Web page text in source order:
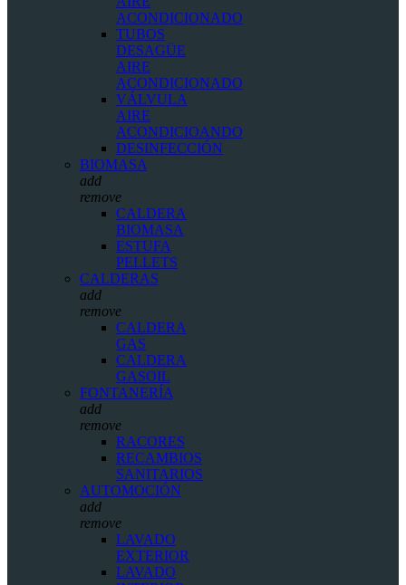
ACONDICIONADO
TUBOS
DESAGÜE
AIRE
ACONDICIONADO
VÁLVULA
AIRE
ACONDICIOANDO
DESINFECCIÓN
BIOMASA
add
remove
CALDERA
BIOMASA
ESTUFA
PELLETS
CALDERAS
add
remove
CALDERA
GAS
CALDERA
GASOIL
FONTANERÍA
add
remove
RACORES
RECAMBIOS
SANITARIOS
AUTOMOCIÓN
add
remove
LAVADO
EXTERIOR
LAVADO